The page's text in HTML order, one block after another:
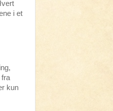
i et
fra
kun